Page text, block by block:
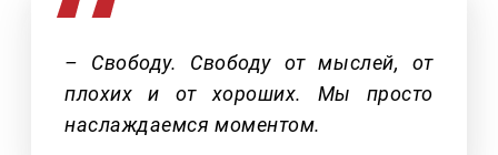
– Свободу. Свободу от мыслей, от
плохих и от хороших. Мы просто
наслаждаемся моментом.